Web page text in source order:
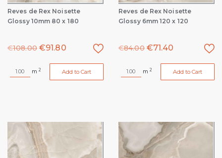
Reves de Rex Noisette
Glossy 10mm 80 x 180
€108.00 €91.80
m 2 Add to Cart
Reves de Rex Noisette
Glossy 6mm 120 x 120
€84.00 €71.40
m 2 Add to Cart